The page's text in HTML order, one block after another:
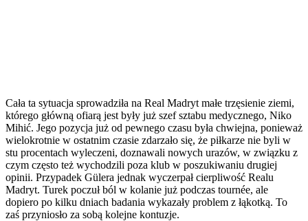
Cała ta sytuacja sprowadziła na Real Madryt małe trzęsienie ziemi,
którego główną ofiarą jest były już szef sztabu medycznego, Niko
Mihić. Jego pozycja już od pewnego czasu była chwiejna, ponieważ
wielokrotnie w ostatnim czasie zdarzało się, że piłkarze nie byli w
stu procentach wyleczeni, doznawali nowych urazów, w związku z
czym często też wychodzili poza klub w poszukiwaniu drugiej
opinii. Przypadek Gülera jednak wyczerpał cierpliwość Realu
Madryt. Turek poczuł ból w kolanie już podczas tournée, ale
dopiero po kilku dniach badania wykazały problem z łąkotką. To
zaś przyniosło za sobą kolejne kontuzje.